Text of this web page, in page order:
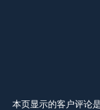
本页显示的客户评论